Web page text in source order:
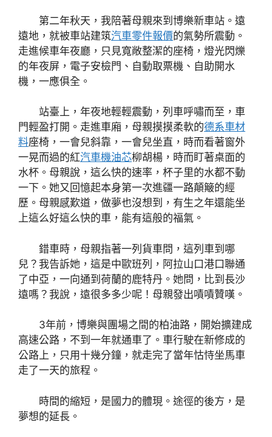
第二年秋天，我陪著母親來到博樂新車站。遠
遠地，就被車站建筑汽車零件報價的氣勢所震動。
走進候車年夜廳，只見寬敞整潔的座椅，燈光閃爍
的年夜屏，電子安檢門、自動取票機、自助開水
機，一應俱全。
站臺上，年夜地輕輕震動，列車呼嘯而至，車
門輕盈打開。走進車廂，母親摸摸柔軟的德系車材
料座椅，一會兒斜靠，一會兒坐直，時而看著窗外
一晃而過的紅汽車機油芯柳胡楊，時而盯著桌面的
水杯。母親說，這么快的速率，杯子里的水都不動
一下。她又回憶起本身第一次進疆一路顛簸的經
歷。母親感歎道，做夢也沒想到，有生之年還能坐
上這么好這么快的車，能有這般的福氣。
錯車時，母親指著一列貨車問，這列車到哪
兒？我告訴她，這是中歐班列，阿拉山口港口聯通
了中亞，一向通到荷蘭的鹿特丹。她問，比到長沙
遠嗎？我說，遠很多多少呢！母親發出嘖嘖贊嘆。
3年前，博樂與團場之間的柏油路，開始擴建成
高速公路，不到一年就通車了。車行駛在新修成的
公路上，只用十幾分鐘，就走完了當年怙恃坐馬車
走了一天的旅程。
時間的縮短，是國力的體現。途徑的後方，是
夢想的延長。